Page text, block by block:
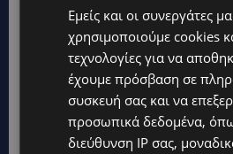
Εμείς και οι συνεργάτες
χρησιμοποιούμε cookies
τεχνολογίες για να
έχουμε πρόσβαση σε
συσκευή σας και να
προσωπικά δεδομένα,
διεύθυνση IP σας,